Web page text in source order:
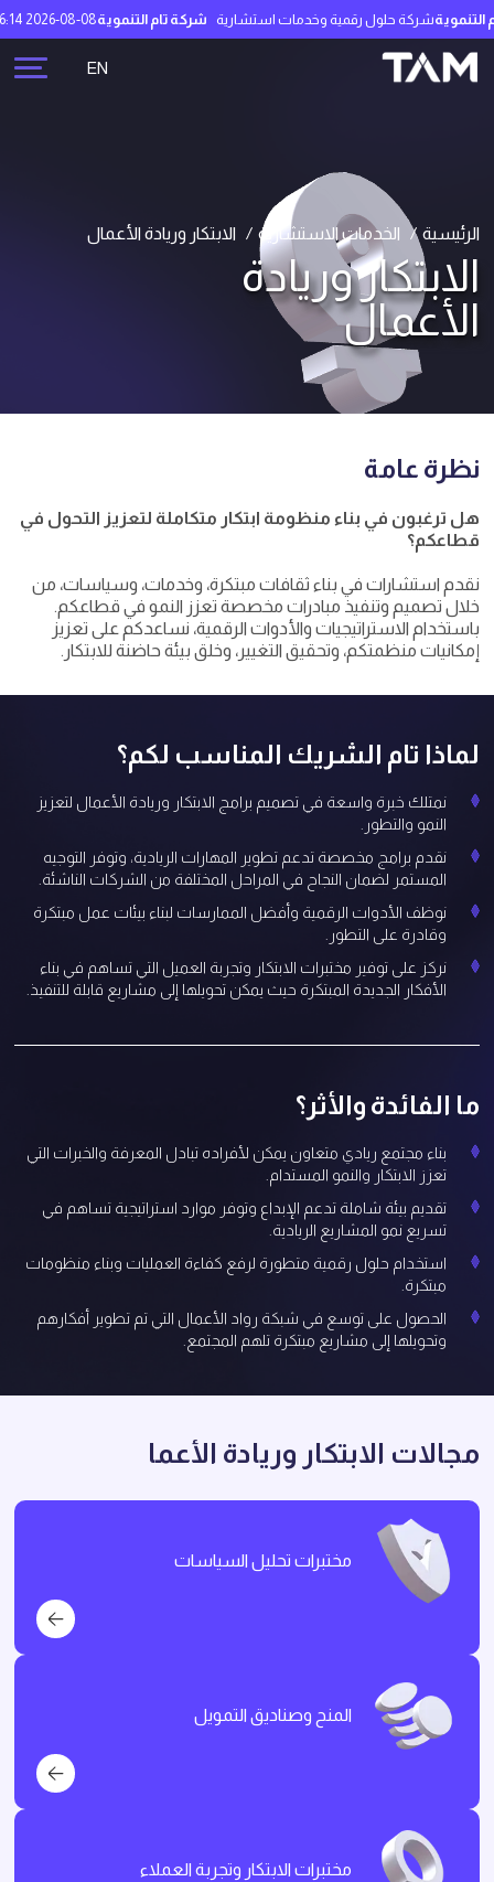
حلول رقمية وخدمات استشارية شركة تام التنموية2026-08-08 07:26:14 71.90 ريال سعودي
EN
الرئيسية الخدمات الاستشارية الابتكار وريادة الأعمال
الابتكار وريادة
الأعمال
نظرة عامة
هل ترغبون في بناء منظومة ابتكار متكاملة لتعزيز التحول في
قطاعكم؟
نقدم استشارات في بناء ثقافات مبتكرة، وخدمات، وسياسات، من
خلال تصميم وتنفيذ مبادرات مخصصة تعزز النمو في قطاعكم.
باستخدام الاستراتيجيات والأدوات الرقمية، نساعدكم على تعزيز
إمكانيات منظمتكم، وتحقيق التغيير، وخلق بيئة حاضنة للابتكار.
نمتلك خبرة واسعة في تصميم برامج الابتكار وريادة الأعمال لتعزيز
النمو والتطور.
نقدم برامج مخصصة تدعم تطوير المهارات الريادية، وتوفر التوجيه
المستمر لضمان النجاح في المراحل المختلفة من الشركات الناشئة.
نوظف الأدوات الرقمية وأفضل الممارسات لبناء بيئات عمل مبتكرة
وقادرة على التطور.
نركز على توفير مختبرات الابتكار وتجربة العميل التي تساهم في بناء
الأفكار الجديدة المبتكرة حيث يمكن تحويلها إلى مشاريع قابلة للتنفيذ.
ما الفائدة والأثر؟
بناء مجتمع ريادي متعاون يمكن لأفراده تبادل المعرفة والخبرات التي
تعزز الابتكار والنمو المستدام.
تقديم بيئة شاملة تدعم الإبداع وتوفر موارد استراتيجية تساهم في
تسريع نمو المشاريع الريادية.
استخدام حلول رقمية متطورة لرفع كفاءة العمليات وبناء منظومات
مبتكرة.
الحصول على توسع في شبكة رواد الأعمال التي تم تطوير أفكارهم
وتحويلها إلى مشاريع مبتكرة تلهم المجتمع.
ﻣﺠﺎﻻت اﻻﺑﺘﻜﺎر ورﻳﺎدة اﻷﻋﻤﺎ
مختبرات تحليل السياسات
المنح وصناديق التمويل
مختبرات الابتكار وتجربة العملاء